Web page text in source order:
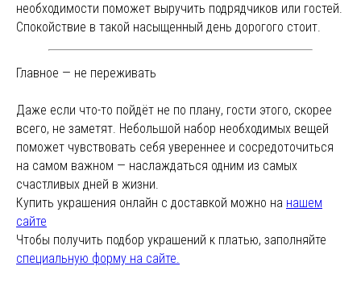
необходимости поможет выручить подрядчиков или гостей.
Спокойствие в такой насыщенный день дорогого стоит.
Главное — не переживать
Даже если что-то пойдёт не по плану, гости этого, скорее
всего, не заметят. Небольшой набор необходимых вещей
поможет чувствовать себя увереннее и сосредоточиться
на самом важном — наслаждаться одним из самых
счастливых дней в жизни.
Купить украшения онлайн с доставкой можно на нашем
сайте
Чтобы получить подбор украшений к платью, заполняйте
специальную форму на сайте.
© 2017-2026 DreamElephant
ИП Курбанов Андрей Мамед оглы
ИНН 220915353747
ОГРНИП 321220200228690
Все изделия DreamElephant защищены авторским правом.
Копирование и переработка дизайнов запрещены.
Контакты
Свадебный блог
О Компании
Обработка данных
Договор оферты